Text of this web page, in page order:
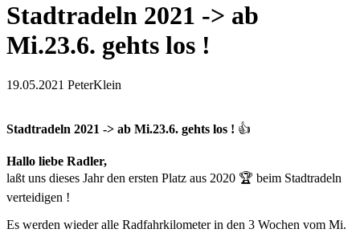
Stadtradeln 2021 -> ab
Mi.23.6. gehts los !
19.05.2021 PeterKlein
Stadtradeln 2021 -> ab Mi.23.6. gehts los ! 👍
Hallo liebe Radler,
laßt uns dieses Jahr den ersten Platz aus 2020 🏆 beim Stadtradeln
verteidigen !
Es werden wieder alle Radfahrkilometer in den 3 Wochen vom Mi.